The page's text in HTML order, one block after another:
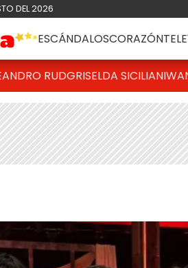
DEL 2026
ESCÁNDALOSCORAZÓN
RUDGRISELDA SICILIANI